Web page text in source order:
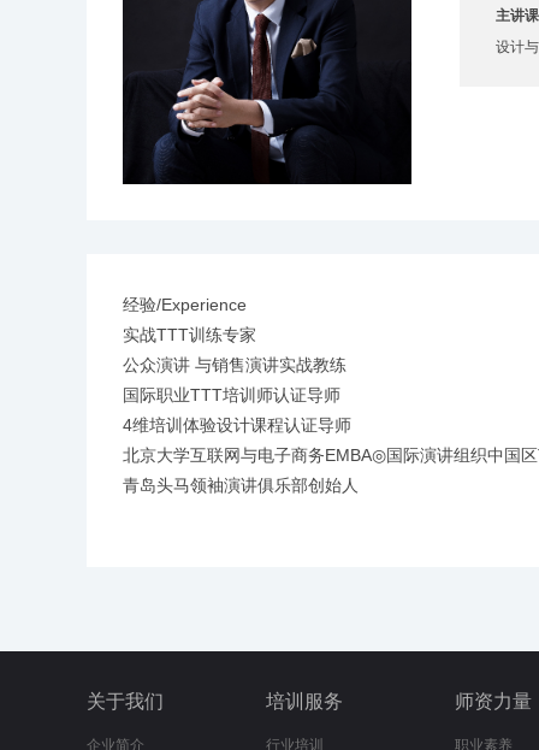
主讲
设计
经验/Experience
实战TTT训练专家
公众演讲 与销售演讲实战教练
国际职业TTT培训师认证导师
4维培训体验设计课程认证导师
北京大学互联网与电子商务EMBA◎国际演讲组织中国
青岛头马领袖演讲俱乐部创始人
关于我们
企业简介
培训服务
行业培训
师资力量
职业素养